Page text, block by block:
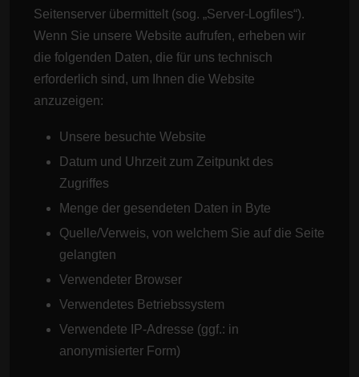
Seitenserver übermittelt (sog. „Server-Logfiles“).
Wenn Sie unsere Website aufrufen, erheben wir
die folgenden Daten, die für uns technisch
erforderlich sind, um Ihnen die Website
anzuzeigen:
Unsere besuchte Website
Datum und Uhrzeit zum Zeitpunkt des
Zugriffes
Menge der gesendeten Daten in Byte
Quelle/Verweis, von welchem Sie auf die Seite
gelangten
Verwendeter Browser
Verwendetes Betriebssystem
Verwendete IP-Adresse (ggf.: in
anonymisierter Form)